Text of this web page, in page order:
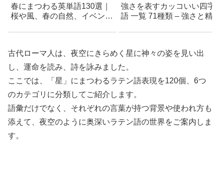
春にまつわる英単語130選｜
桜や風、春の自然、イベント
強さを表すカッコいい四字
語 一覧 71種類 – 強さと精神
古代ローマ人は、夜空にきらめく星に神々の姿を見い出
し、運命を読み、詩を詠みました。
ここでは、「星」にまつわるラテン語表現を120個、6つ
のカテゴリに分類してご紹介します。
語彙だけでなく、それぞれの言葉が持つ背景や使われ方も
添えて、夜空のように奥深いラテン語の世界をご案内しま
す。